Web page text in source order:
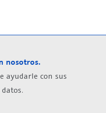
nosotros.
ayudarle con sus